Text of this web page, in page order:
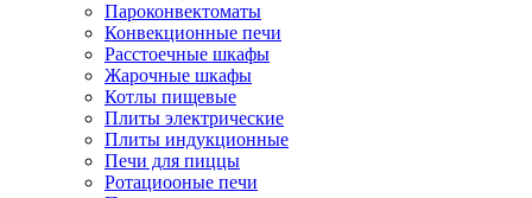
Пароконвектоматы
Конвекционные печи
Расстоечные шкафы
Жарочные шкафы
Котлы пищевые
Плиты электрические
Плиты индукционные
Печи для пиццы
Ротациооные печи